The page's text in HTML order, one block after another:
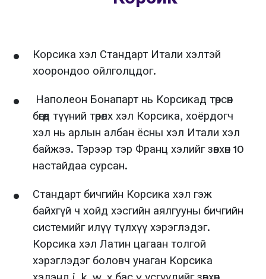
Корсика хэл Стандарт Итали хэлтэй
хоорондоо ойлголцдог.
Наполеон Бонапарт нь Корсикад төрсөн
бөгөөд түүний төрөлх хэл Корсика, хоёрдогч
хэл нь арлын албан ёсны хэл Итали хэл
байжээ. Тэрээр тэр Франц хэлийг зөвхөн 10
настайдаа сурсан.
Стандарт бичгийн Корсика хэл гэж
байхгүй ч хойд хэсгийн аялгууны бичгийн
системийг илүү түлхүү хэрэглэдэг.
Корсика хэл Латин цагаан толгой
хэрэглэдэг боловч унаган Корсика